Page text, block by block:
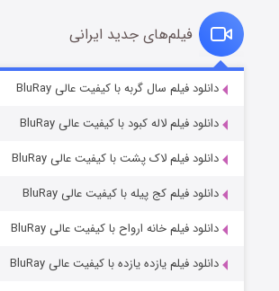
قسمت۶ (زیرنویس) منتشر شد
فیلم‌های جدید ایرانی
دانلود فیلم سال گربه با کیفیت عالی BluRay
دانلود فیلم لاله کبود با کیفیت عالی BluRay
دانلود فیلم لاک پشت با کیفیت عالی BluRay
دانلود فیلم کج‌ پیله با کیفیت عالی BluRay
دانلود فیلم خانه ارواح با کیفیت عالی BluRay
دانلود فیلم یازده یازده با کیفیت عالی BluRay